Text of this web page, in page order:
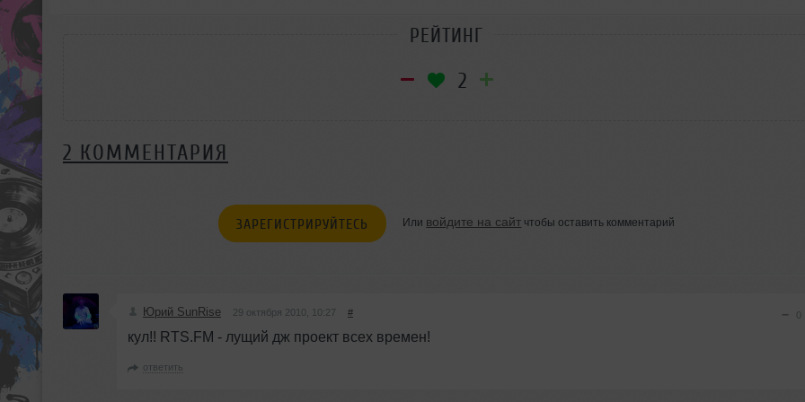
РЕЙТИНГ
2
2 КОММЕНТАРИЯ
ЗАРЕГИСТРИРУЙТЕСЬ Или войдите на сайт чтобы оставить комментарий
Юрий SunRise 29 октября 2010, 10:27 # − 0
кул!! RTS.FM - лущий дж проект всех времен!
ответить